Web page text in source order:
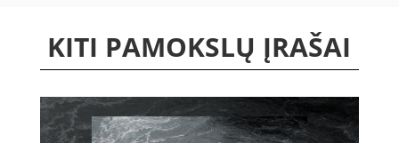
KITI PAMOKSLŲ ĮRAŠAI